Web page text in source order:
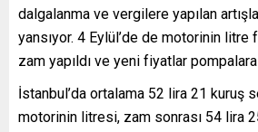
dalgalanma ve vergilere yapılan
yansıyor. 4 Eylül’de de motorinin litre
zam yapıldı ve yeni fiyatlar pompalara
İstanbul’da ortalama 52 lira 21 kuruş
motorinin litresi, zam sonrası 54 lira